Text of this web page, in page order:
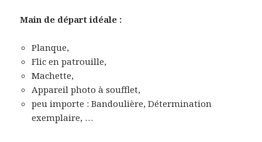
Main de départ idéale :
Planque,
Flic en patrouille,
Machette,
Appareil photo à soufflet,
peu importe : Bandoulière, Détermination
exemplaire, …